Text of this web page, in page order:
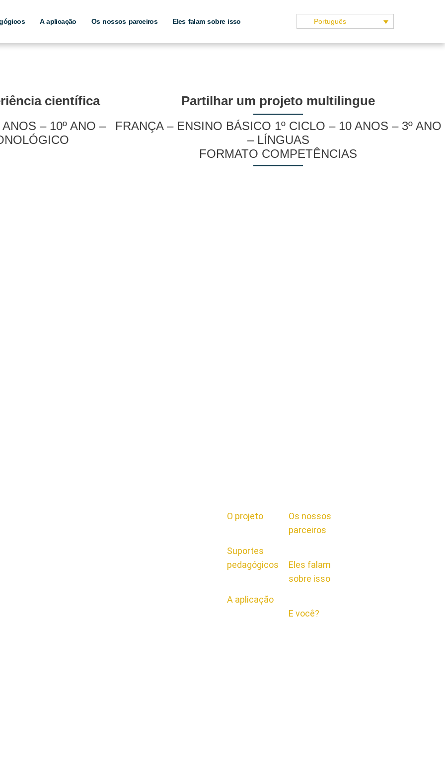
A aplicação Os nossos parceiros Eles falam sobre isso Português
científica
– 10º ANO –
Partilhar um projeto multilingue
FRANÇA – ENSINO BÁSICO 1º CICLO – 10 ANOS – 3º ANO
– LÍNGUAS
FORMATO COMPETÊNCIAS
O projeto
Suportes
pedagógicos
A aplicação
Os nossos
parceiros
Eles falam
sobre isso
E você?